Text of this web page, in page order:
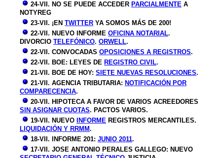
24-VII. NO SE PUEDE ACCEDER PARCIALMENTE A
NOTYREG
23-VII. ¡EN TWITTER YA SOMOS MÁS DE 200!
22-VII. NUEVO INFORME OFICINA NOTARIAL.
DIVORCIO TELEFÓNICO. ORWELL.
22-VII. CONVOCADAS OPOSICIONES A REGISTROS.
22-VII. BOE: LEYES DE REGISTRO CIVIL.
21-VII. BOE DE HOY: SIETE NUEVAS RESOLUCIONES.
21-VII. AGENCIA TRIBUTARIA: NOTIFICACIÓN POR
COMPARECENCIA.
20-VII. HIPOTECA A FAVOR DE VARIOS ACREEDORES
SIN ASIGNAR CUOTAS. PACTOS VARIOS.
19-VII. NUEVO
INFORME REGISTROS MERCANTILES.
LIQUIDACIÓN Y RRMM.
18-VII. INFORME 201: JUNIO 2011.
17-VII. JOSE ANTONIO PERALES GALLEGO: NUEVO